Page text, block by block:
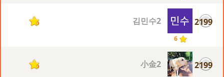
2199
6
김민수2
5
2199
小金2
5